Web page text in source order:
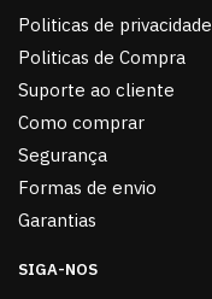
Politicas de privacidade
Politicas de Compra
Suporte ao cliente
Como comprar
Segurança
Formas de envio
Garantias
SIGA-NOS